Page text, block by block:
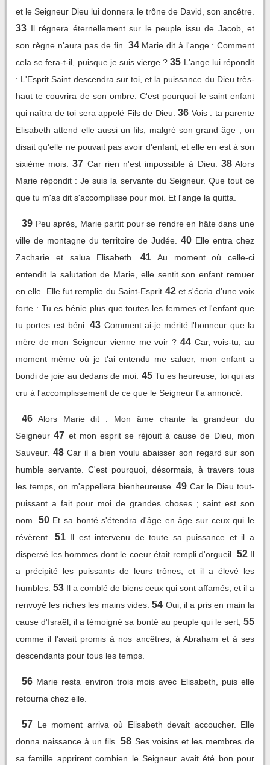
et le Seigneur Dieu lui donnera le trône de David, son ancêtre.
33 Il régnera éternellement sur le peuple issu de Jacob, et
son règne n'aura pas de fin.
34 Marie dit à l'ange : Comment
cela se fera-t-il, puisque je suis vierge ? 35 L'ange lui répondit
: L'Esprit Saint descendra sur toi, et la puissance du Dieu très-
haut te couvrira de son ombre. C'est pourquoi le saint enfant
qui naîtra de toi sera appelé Fils de Dieu. 36 Vois : ta parente
Elisabeth attend elle aussi un fils, malgré son grand âge ; on
disait qu'elle ne pouvait pas avoir d'enfant, et elle en est à son
sixième mois.
37 Car rien n'est impossible à Dieu. 38 Alors
Marie répondit : Je suis la servante du Seigneur. Que tout ce
que tu m'as dit s'accomplisse pour moi. Et l'ange la quitta.
39 Peu après, Marie partit pour se rendre en hâte dans une
ville de montagne du territoire de Judée.
40 Elle entra chez
Zacharie et salua Elisabeth.
41
Au moment où celle-ci
entendit la salutation de Marie, elle sentit son enfant remuer
en elle. Elle fut remplie du Saint-Esprit 42 et s'écria d'une voix
forte : Tu es bénie plus que toutes les femmes et l'enfant que
tu portes est béni. 43 Comment ai-je mérité l'honneur que la
mère de mon Seigneur vienne me voir ? 44 Car, vois-tu, au
moment même où je t'ai entendu me saluer, mon enfant a
bondi de joie au dedans de moi. 45 Tu es heureuse, toi qui as
cru à l'accomplissement de ce que le Seigneur t'a annoncé.
46 Alors Marie dit : Mon âme chante la grandeur du
Seigneur 47 et mon esprit se réjouit à cause de Dieu, mon
Sauveur. 48 Car il a bien voulu abaisser son regard sur son
humble servante. C'est pourquoi, désormais, à travers tous
les temps, on m'appellera bienheureuse. 49 Car le Dieu tout-
puissant a fait pour moi de grandes choses ; saint est son
nom.
50 Et sa bonté s'étendra d'âge en âge sur ceux qui le
révèrent.
51 Il est intervenu de toute sa puissance et il a
dispersé les hommes dont le coeur était rempli d'orgueil. 52 Il
a précipité les puissants de leurs trônes, et il a élevé les
humbles. 53 Il a comblé de biens ceux qui sont affamés, et il a
renvoyé les riches les mains vides. 54 Oui, il a pris en main la
cause d'Israël, il a témoigné sa bonté au peuple qui le sert, 55
comme il l'avait promis à nos ancêtres, à Abraham et à ses
descendants pour tous les temps.
56 Marie resta environ trois mois avec Elisabeth, puis elle
retourna chez elle.
57 Le moment arriva où Elisabeth devait accoucher. Elle
donna naissance à un fils. 58 Ses voisins et les membres de
sa famille apprirent combien le Seigneur avait été bon pour